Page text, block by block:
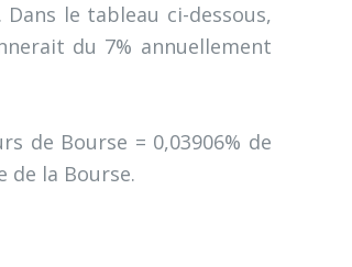
le tableau ci-dessous,
du 7% annuellement
de Bourse = 0,03906% de
de la Bourse.